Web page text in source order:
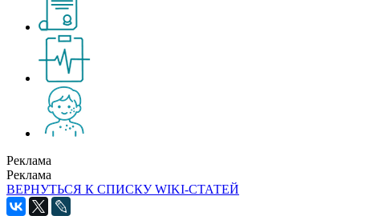
Реклама
Реклама
ВЕРНУТЬСЯ К СПИСКУ WIKI-СТАТЕЙ